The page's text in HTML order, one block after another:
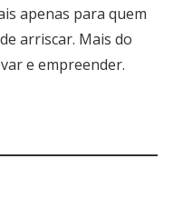
apenas para quem
arriscar. Mais do
e empreender.